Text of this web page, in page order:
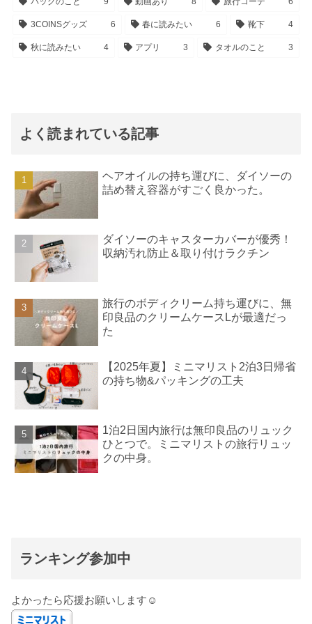
3COINSグッズ 6 春に読みたい 6 靴下 4
秋に読みたい 4 アプリ 3 タオルのこと 3
よく読まれている記事
ヘアオイルの持ち運びに、ダイソーの
詰め替え容器がすごく良かった。
ダイソーのキャスターカバーが優秀！
収納汚れ防止＆取り付けラクチン
旅行のボディクリーム持ち運びに、無
印良品のクリームケースLが最適だっ
た
【2025年夏】ミニマリスト2泊3日帰省
の持ち物&パッキングの工夫
1泊2日国内旅行は無印良品のリュック
ひとつで。ミニマリストの旅行リュッ
クの中身。
ランキング参加中
よかったら応援お願いします☺️